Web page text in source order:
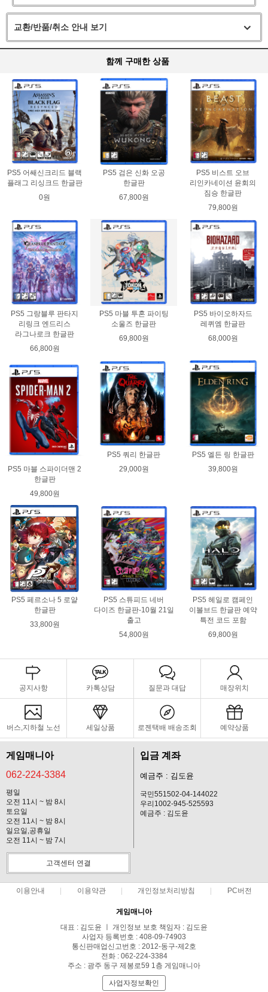
교환/반품/취소 안내 보기
함께 구매한 상품
PS5 어쌔신크리드 블랙
플래그 리싱크드 한글판
0원
PS5 검은 신화 오공
한글판
67,800원
PS5 비스트 오브
리인카네이션 윤회의
짐승 한글판
79,800원
PS5 그랑블루 판타지
리링크 엔드리스
라그나로크 한글판
66,800원
PS5 마블 투혼 파이팅
소울즈 한글판
69,800원
PS5 바이오하자드
레퀴엠 한글판
68,000원
PS5 마블 스파이더맨 2
한글판
49,800원
PS5 쿼리 한글판
29,000원
PS5 엘든 링 한글판
39,800원
PS5 페르소나 5 로얄
한글판
33,800원
PS5 스튜피드 네버
다이즈 한글판-10월 21일
출고
54,800원
PS5 헤일로 캠페인
이볼브드 한글판 예약
특전 코드 포함
69,800원
공지사항 카톡상담 질문과 대답 매장위치
버스,지하철 노선 세일상품 로젠택배 배송조회 예약상품
게임매니아
062-224-3384
평일
오전 11시 ~ 밤 8시
토요일
오전 11시 ~ 밤 8시
일요일,공휴일
오전 11시 ~ 밤 7시
입금 계좌
예금주 : 김도윤
국민551502-04-144022
우리1002-945-525593
예금주 : 김도윤
고객센터 연결
이용안내 이용약관 개인정보처리방침 PC버전
게임매니아
대표 : 김도윤 ㅣ 개인정보 보호 책임자 : 김도윤
사업자 등록번호 : 408-09-74903
통신판매업신고번호 : 2012-동구-제2호
전화 : 062-224-3384
주소 : 광주 동구 제봉로59 1층 게임매니아
사업자정보확인